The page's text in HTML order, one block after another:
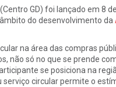
(Centro GD) foi lançado em 8
do desenvolvimento da
na área das compras
não só no que se prende
se posiciona na
circular permite o